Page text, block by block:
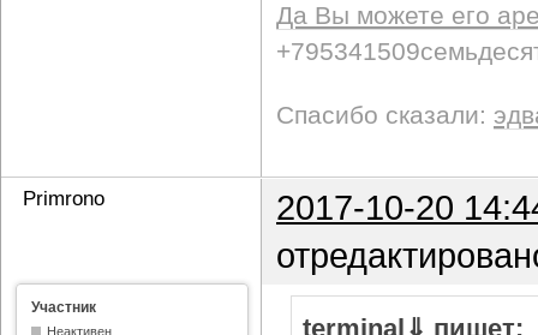
Да Вы можете его
Спасибо сказали:
Primrono
2017-10-20
Участник
Неактивен
terminal⇓ пишет: